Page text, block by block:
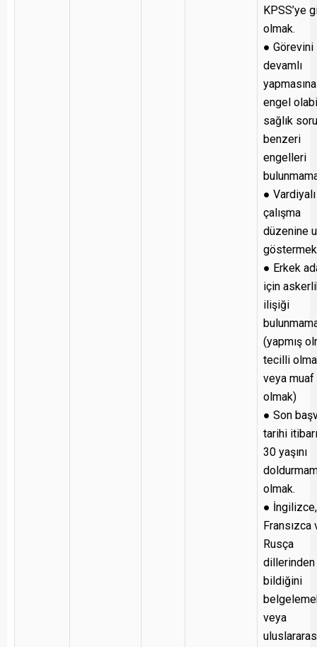
KPSS’ye
olmak.
● Görevini
devamlı
yapmasına
engel
sağlık
benzeri
engelleri
● Vardiyalı
çalışma
düzenine
● Erkek
için
ilişiği
(yapmış
tecilli
veya muaf
olmak)
● Son
tarihi
30 yaşını
olmak.
● İngilizce,
Fransızca
Rusça
bildiğini
veya